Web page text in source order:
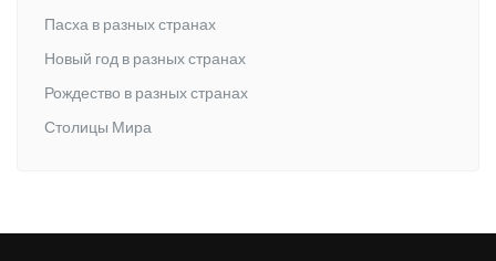
Пасха в разных странах
Новый год в разных странах
Рождество в разных странах
Столицы Мира